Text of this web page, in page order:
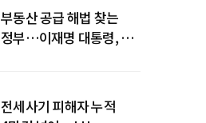
부동산 공급 해법 찾는
정부…이재명 대통령, 2차
전세사기 피해자 누적